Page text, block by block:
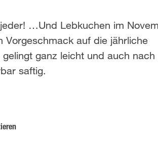
…Und Lebkuchen im
Vorgeschmack auf die jährliche
ganz leicht und auch nach
saftig.